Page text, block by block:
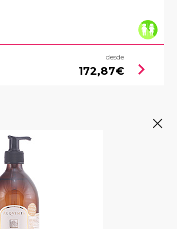
desde
172,87€ chevron_right